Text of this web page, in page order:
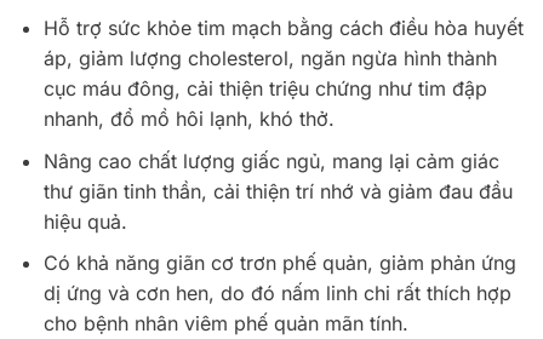
Hỗ trợ sức khỏe tim mạch bằng cách điều hòa huyết
áp, giảm lượng cholesterol, ngăn ngừa hình thành
cục máu đông, cải thiện triệu chứng như tim đập
nhanh, đổ mồ hôi lạnh, khó thở.
Nâng cao chất lượng giấc ngủ, mang lại cảm giác
thư giãn tinh thần, cải thiện trí nhớ và giảm đau đầu
hiệu quả.
Có khả năng giãn cơ trơn phế quản, giảm phản ứng
dị ứng và cơn hen, do đó nấm linh chi rất thích hợp
cho bệnh nhân viêm phế quản mãn tính.